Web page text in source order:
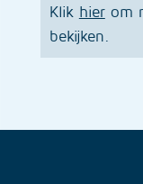
Klik hierom
bekijken.